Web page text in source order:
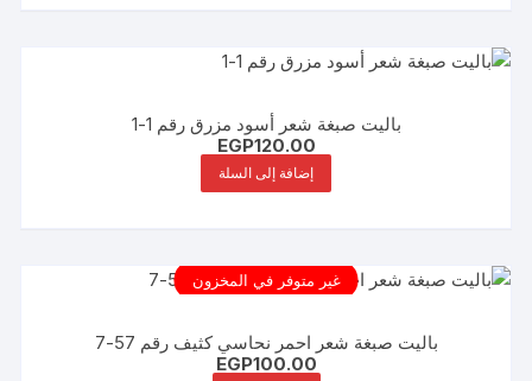
باليت صبغة شعر أسود مزرق رقم 1-1
EGP120.00
إضافة إلى السلة
غير متوفر في المخزون
باليت صبغة شعر احمر نحاسي كثيف رقم 57-7
EGP100.00